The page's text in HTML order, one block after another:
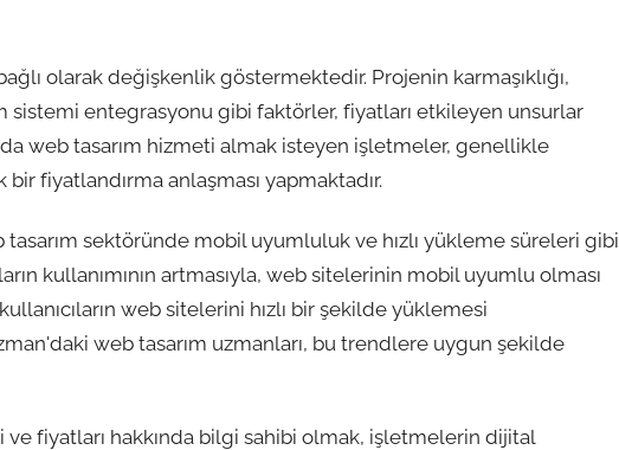
olarak değişkenlik göstermektedir. Projenin karmaşıklığı,
sistemi entegrasyonu gibi faktörler, fiyatları etkileyen unsurlar
web tasarım hizmeti almak isteyen işletmeler, genellikle
fiyatlandırma anlaşması yapmaktadır.
tasarım sektöründe mobil uyumluluk ve hızlı yükleme süreleri gibi
kullanımının artmasıyla, web sitelerinin mobil uyumlu olması
web sitelerini hızlı bir şekilde yüklemesi
web tasarım uzmanları, bu trendlere uygun şekilde
ve fiyatları hakkında bilgi sahibi olmak, işletmelerin dijital